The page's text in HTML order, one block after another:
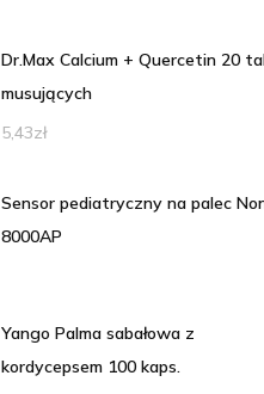
Dr.Max Calcium + Quercetin 20
musujących
5,43zł
Sensor pediatryczny na palec
8000AP
Yango Palma sabałowa z
kordycepsem 100 kaps.